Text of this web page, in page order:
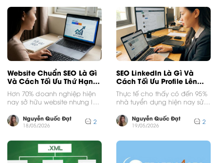
Website Chuẩn SEO Là Gì
Và Cách Tối Ưu Thứ Hạng
Nhanh
Hơn 70% doanh nghiệp hiện
nay sở hữu website nhưng lại
hàng mục...
Nguyễn Quốc Đạt
18/05/2026 2
SEO LinkedIn Là Gì Và
Cách Tối Ưu Profile Lên
Top Đầu
Thực tế cho thấy có đến 95%
nhà tuyển dụng hiện nay sử
Nguyễn Quốc Đạt
19/05/2026 2